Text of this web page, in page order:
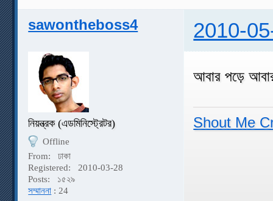
sawontheboss4 2010-
নিয়ন্ত্রক (এডমিনিস্ট্রেটর)
Offline
From:
ঢাকা
Registered:
2010-03-28
Posts:
১৫২৯
সম্মাননা : 24
আবার পড়ে
Shout Me